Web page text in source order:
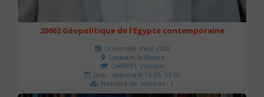
20602 Géopolitique de l'Egypte contemporaine
Université d'été 2026
Louvain-la-Neuve
GABRIEL Vincent
Jour : mercredi 10:30- 13:00
Nombre de séances : 1
21 €